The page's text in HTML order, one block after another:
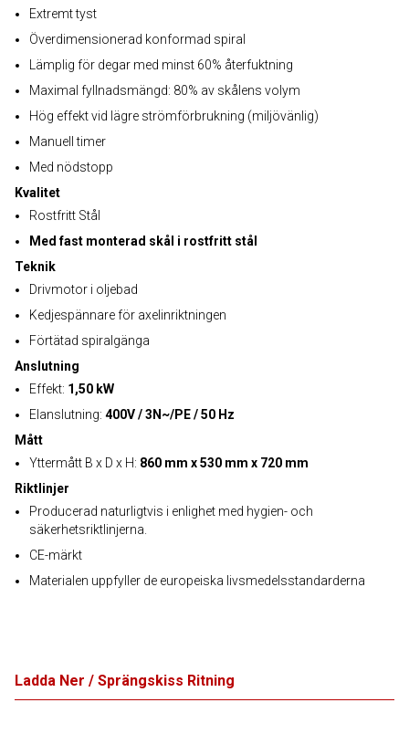
Extremt tyst
Överdimensionerad konformad spiral
Lämplig för degar med minst 60% återfuktning
Maximal fyllnadsmängd: 80% av skålens volym
Hög effekt vid lägre strömförbrukning (miljövänlig)
Manuell timer
Med nödstopp
Kvalitet
Rostfritt Stål
Med fast monterad skål i rostfritt stål
Teknik
Drivmotor i oljebad
Kedjespännare för axelinriktningen
Förtätad spiralgänga
Anslutning
Effekt: 1,50 kW
Elanslutning: 400V / 3N~/PE / 50 Hz
Mått
Yttermått B x D x H: 860 mm x 530 mm x 720 mm
Riktlinjer
Producerad naturligtvis i enlighet med hygien- och
säkerhetsriktlinjerna.
CE-märkt
Materialen uppfyller de europeiska livsmedelsstandarderna
Ladda Ner / Sprängskiss Ritning